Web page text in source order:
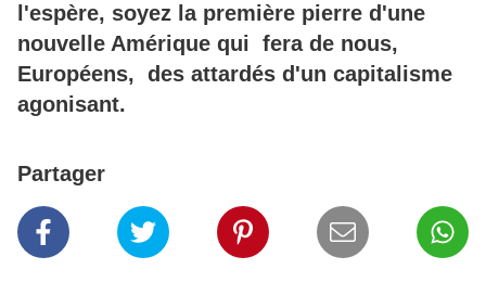
l'espère, soyez la première pierre d'une
nouvelle Amérique qui fera de nous,
Européens, des attardés d'un capitalisme
agonisant.
Partager